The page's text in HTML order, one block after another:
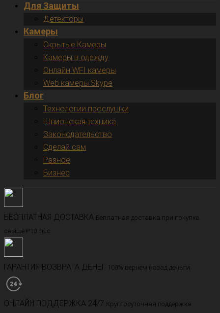
Для Защиты
Детекторы
Камеры
Скрытые Камеры
Камеры в одежду
Онлайн WFI камеры
Web камеры Skype
Блог
Технологии прослушки
Шпионская техника
Законодательство
Сделай сам
Разное
Бизнес
БЕСПЛАТНАЯ ДОСТАВКА Беплатная доставка при покупке
свыше ₽10 тыс.
ГАРАНТИЯ ВОЗВРАТА ДЕНЕГ 100% вернем назад деньги.
ОНЛАЙН ПОДДЕРЖКА 24/7 Круглосуточная поддержка